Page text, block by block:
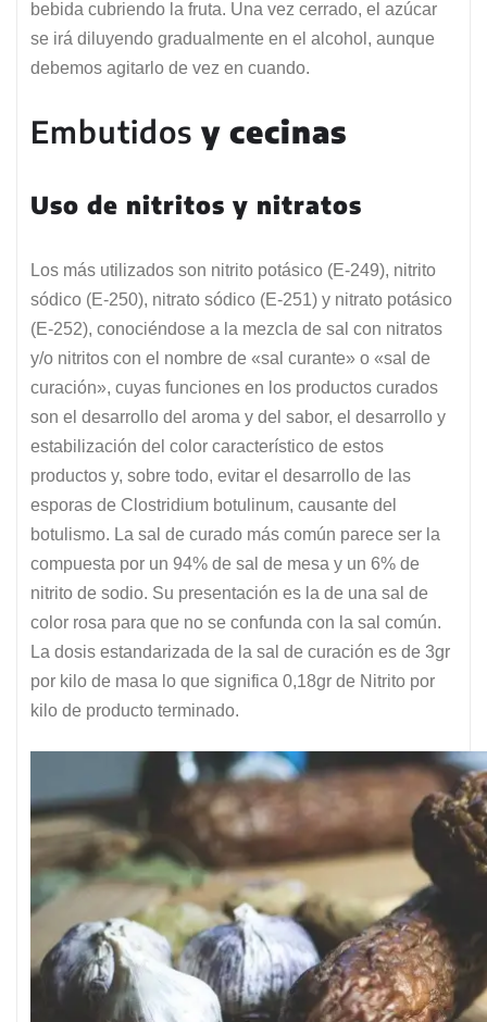
bebida cubriendo la fruta. Una vez cerrado, el azúcar
se irá diluyendo gradualmente en el alcohol, aunque
debemos agitarlo de vez en cuando.
Embutidos y cecinas
Uso de nitritos y nitratos
Los más utilizados son nitrito potásico (E-249), nitrito
sódico (E-250), nitrato sódico (E-251) y nitrato potásico
(E-252), conociéndose a la mezcla de sal con nitratos
y/o nitritos con el nombre de «sal curante» o «sal de
curación», cuyas funciones en los productos curados
son el desarrollo del aroma y del sabor, el desarrollo y
estabilización del color característico de estos
productos y, sobre todo, evitar el desarrollo de las
esporas de Clostridium botulinum, causante del
botulismo. La sal de curado más común parece ser la
compuesta por un 94% de sal de mesa y un 6% de
nitrito de sodio. Su presentación es la de una sal de
color rosa para que no se confunda con la sal común.
La dosis estandarizada de la sal de curación es de 3gr
por kilo de masa lo que significa 0,18gr de Nitrito por
kilo de producto terminado.